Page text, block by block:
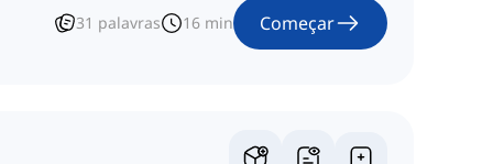
31 palavras 16 min Começar